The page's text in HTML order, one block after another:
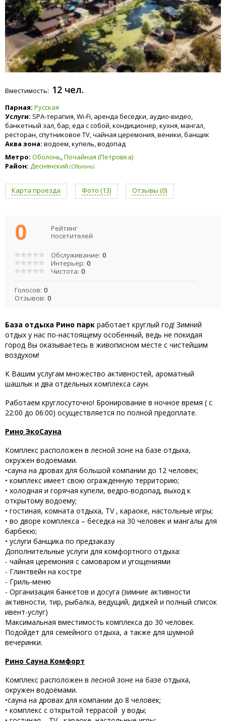
Вместимость: 12 чел.
Парная: Русская
Услуги: SPA-терапия, Wi-Fi, аренда беседки, аудио-видео,
банкетный зал, бар, еда с собой, кондиционер, кухня, мангал,
ресторан, спутниковое TV, чайная церемония, веники, банщик
Аква зона: водоем, купель, водопад
Метро: Оболонь,Почайная (Петровка)
Район: Деснянский (Оболонь)
Карта проезда Фото (13) Отзывы (0)
0
Рейтинг
посетителей
Обслуживание: 0
Интерьер: 0
Чистота: 0
Голосов: 0
Отзывов: 0
База отдыха Рино парк работает круглый год! Зимний
отдых у нас по-настоящему особенный, ведь не покидая
город Вы оказываетесь в живописном месте с чистейшим
воздухом!
К Вашим услугам множество активностей, ароматный
шашлык и два отдельных комплекса саун.
Работаем круглосуточно! Бронирование в ночное время ( с
22:00 до 06:00) осуществляется по полной предоплате.
Рино ЭкоСауна
Комплекс расположен в лесной зоне на базе отдыха,
окружен водоёмами.
•сауна на дровах для большой компании до 12 человек;
• комплекс имеет свою огражденную территорию;
• холодная и горячая купели, ведро-водопад, выход к
открытому водоему;
• гостиная, комната отдыха, TV , караоке, настольные игры;
• во дворе комплекса – беседка на 30 человек и мангалы для
барбекю;
• услуги банщика по предзаказу
Дополнительные услуги для комфортного отдыха:
- чайная церемония с самоваром и угощениями
- Глинтвейн на костре
- Гриль-меню
- Организация банкетов и досуга (зимние активности
активности, тир, рыбалка, ведущий, диджей и полный список
ивент-услуг)
Максимальная вместимость комплекса до 30 человек.
Подойдет для семейного отдыха, а также для шумной
вечеринки.
Рино Сауна Комфорт
Комплекс расположен в лесной зоне на базе отдыха,
окружен водоёмами.
•сауна на дровах для компании до 8 человек;
• комплекс с открытой террасой у воды;